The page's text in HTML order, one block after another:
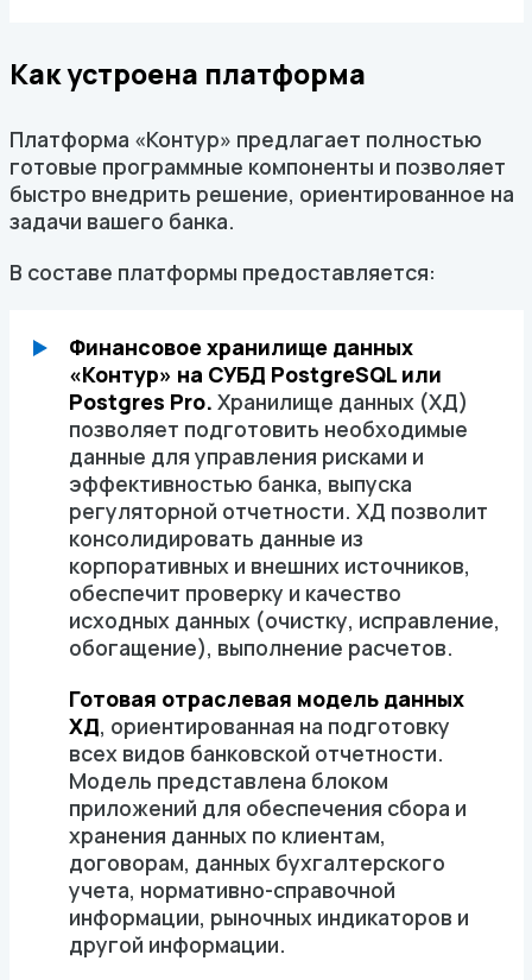
Как устроена платформа
Платформа «Контур» предлагает полностью
готовые программные компоненты и позволяет
быстро внедрить решение, ориентированное на
задачи вашего банка.
В составе платформы предоставляется:
Финансовое хранилище данных
«Контур» на СУБД PostgreSQL или
Postgres Pro. Хранилище данных (ХД)
позволяет подготовить необходимые
данные для управления рисками и
эффективностью банка, выпуска
регуляторной отчетности. ХД позволит
консолидировать данные из
корпоративных и внешних источников,
обеспечит проверку и качество
исходных данных (очистку, исправление,
обогащение), выполнение расчетов.
Готовая отраслевая модель данных
ХД, ориентированная на подготовку
всех видов банковской отчетности.
Модель представлена блоком
приложений для обеспечения сбора и
хранения данных по клиентам,
договорам, данных бухгалтерского
учета, нормативно-справочной
информации, рыночных индикаторов и
другой информации.